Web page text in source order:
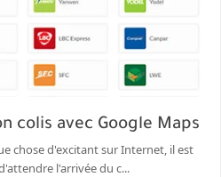
condamnée à 10 ans de prison pour pornographie enfantine
le problème des add-ons
colis avec Google Maps
chose d'excitant sur Internet, il est
l'arrivée du c...